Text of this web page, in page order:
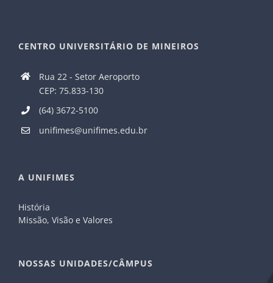
CENTRO UNIVERSITÁRIO DE MINEIROS
Rua 22 - Setor Aeroporto
CEP: 75.833-130
(64) 3672-5100
unifimes@unifimes.edu.br
A UNIFIMES
História
Missão, Visão e Valores
NOSSAS UNIDADES/CÂMPUS